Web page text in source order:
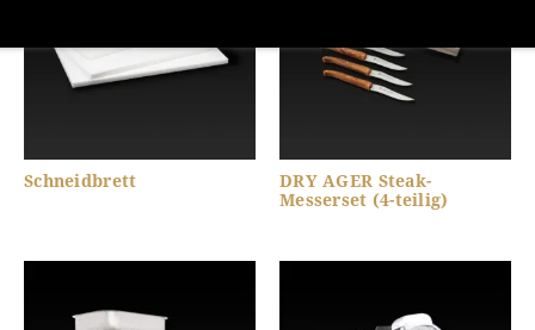
Schneidbrett
DRY AGER Steak-
Messerset (4-teilig)